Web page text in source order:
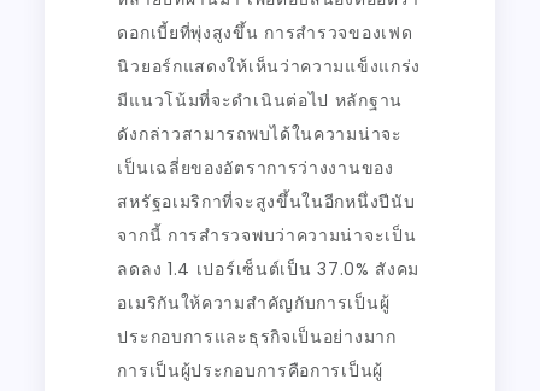
ดอกเบี้ยที่พุ่งสูงขึ้น การสำรวจของเฟด
นิวยอร์กแสดงให้เห็นว่าความแข็งแกร่ง
มีแนวโน้มที่จะดำเนินต่อไป หลักฐาน
ดังกล่าวสามารถพบได้ในความน่าจะ
เป็นเฉลี่ยของอัตราการว่างงานของ
สหรัฐอเมริกาที่จะสูงขึ้นในอีกหนึ่งปีนับ
จากนี้ การสำรวจพบว่าความน่าจะเป็น
ลดลง 1.4 เปอร์เซ็นต์เป็น 37.0% สังคม
อเมริกันให้ความสำคัญกับการเป็นผู้
ประกอบการและธุรกิจเป็นอย่างมาก
การเป็นผู้ประกอบการคือการเป็นผู้